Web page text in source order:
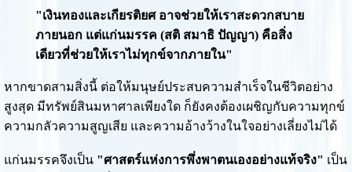
"เงินทองและเกียรติยศ อาจช่วยให้เราสะดวกสบาย
ภายนอก แต่แก่นมรรค (สติ สมาธิ ปัญญา) คือสิ่ง
เดียวที่ช่วยให้เราไม่ทุกข์จากภายใน"
หากขาดสามสิ่งนี้ ต่อให้มนุษย์ประสบความสำเร็จในชีวิตอย่าง
สูงสุด มีทรัพย์สินมหาศาลเพียงใด ก็ยังคงต้องเผชิญกับความทุกข์
ความกลัวความสูญเสีย และความอ้างว้างในใจอย่างเลี่ยงไม่ได้
แก่นมรรคจึงเป็น "ศาสตร์แห่งการพึ่งพาตนเองอย่างแท้จริง" เป็น